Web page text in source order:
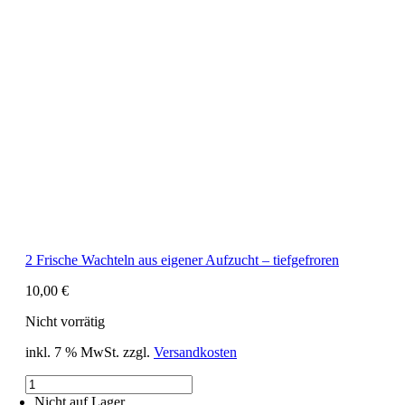
2 Frische Wachteln aus eigener Aufzucht – tiefgefroren
10,00 €
Nicht vorrätig
inkl. 7 % MwSt. zzgl. Versandkosten
2
Frische
Nicht auf Lager